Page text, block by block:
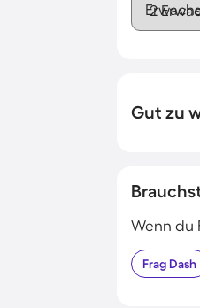
Gut zu
Wenn du
FragDash